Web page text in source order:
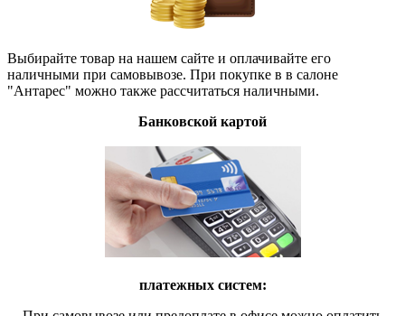
Выбирайте товар на нашем сайте и оплачивайте его
наличными при самовывозе. При покупке в в салоне
"Антарес" можно также рассчитаться наличными.
Банковской картой
платежных систем: